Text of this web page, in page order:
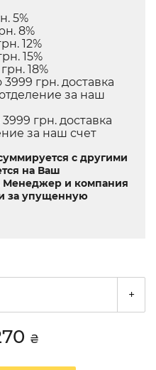
5%
8%
12%
15%
18%
грн. доставка
за наш
грн. доставка
за наш счет
с другими
на Ваш
Менеджер и компания
за упущенную
+
₴